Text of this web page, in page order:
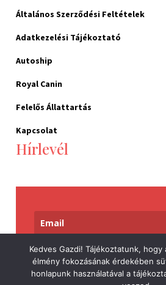
Általános Szerződési Feltételek
Adatkezelési Tájékoztató
Autoship
Royal Canin
Felelős Állattartás
Kapcsolat
Hírlevél
Kedves Gazdi! Tájékoztatunk, hogy
élmény fokozásának érdekében
honlapunk használatával a